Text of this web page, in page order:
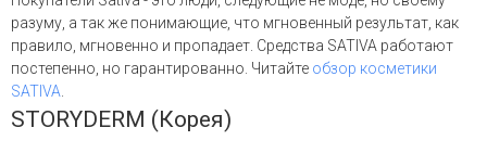
разуму, а так же понимающие, что мгновенный результат, как
правило, мгновенно и пропадает. Средства SATIVA работают
постепенно, но гарантированно. Читайте обзор косметики
SATIVA
STORYDERM (Корея)